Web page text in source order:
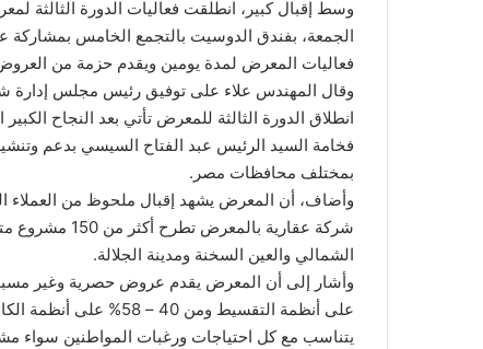
الجمعة، بفندق الدوسيت بالتجمع الخامس
فعاليات المعرض لمدة يومين ويقدم حزمة من العروض
وقال المهندس علاء على توفيق رئيس مجلس إدارة
انطلاق الدورة الثالثة للمعرض تأتي بعد النجاح
فخامة السيد الرئيس عبد الفتاح السيسي بدعم
بمختلف محافظات مصر.
شركة عقارية
الشمالي والعين السخنة ومدينة الجلالة.
على أنظمة التقسيط ومن
يتناسب مع كل احتياجات ورغبات المواطنين